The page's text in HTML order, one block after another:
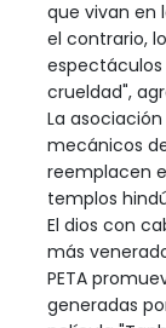
que vivan en
el contrario,
crueldad",
La
mecánicos
reemplacen
templos
El dios con
más
PETA
generadas